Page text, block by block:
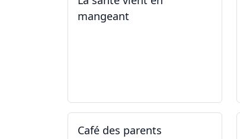
mangeant
Café des parents